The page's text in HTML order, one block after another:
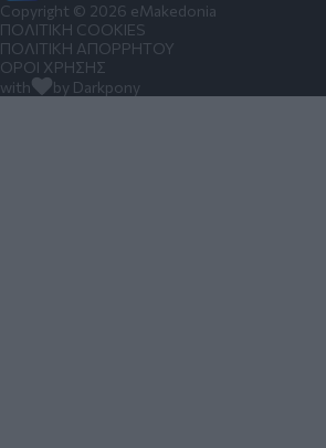
Copyright © 2026 eMakedonia
ΠΟΛΙΤΙΚΗ COOKIES
ΠΟΛΙΤΙΚΗ ΑΠΟΡΡΗΤΟΥ
ΟΡΟΙ ΧΡΗΣΗΣ
with
by Darkpony